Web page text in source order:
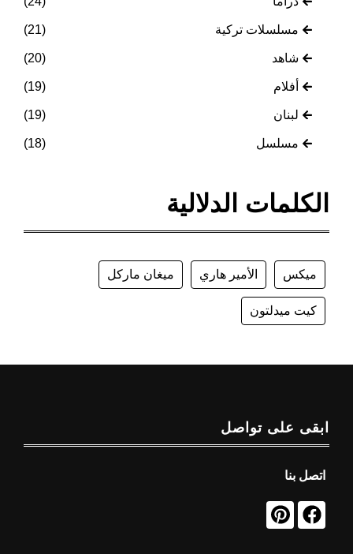
مسلسلات تركية
شاهد
أفلام
لبنان
مسلسل
الكلمات الدلالية
ميكس الأمير هاري ميغان ماركل
كيت ميدلتون
ابقى على تواصل
اتصل بنا